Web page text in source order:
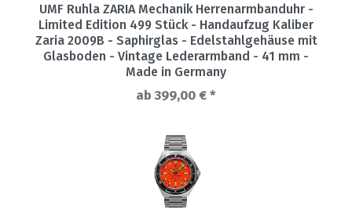
UMF Ruhla ZARIA Mechanik Herrenarmbanduhr -
Limited Edition 499 Stück - Handaufzug Kaliber
Zaria 2009B - Saphirglas - Edelstahlgehäuse mit
Glasboden - Vintage Lederarmband - 41 mm -
Made in Germany
ab 399,00 € *